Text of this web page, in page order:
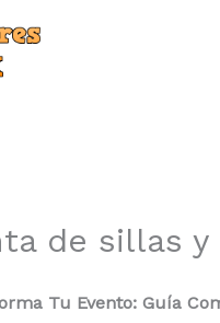
de sillas
Tu Evento: Guía